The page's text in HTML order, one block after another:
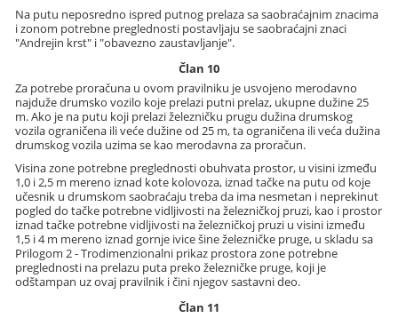
Na putu neposredno ispred putnog prelaza sa saobraćajnim znacima
i zonom potrebne preglednosti postavljaju se saobraćajni znaci
"Andrejin krst" i "obavezno zaustavljanje".
Član 10
Za potrebe proračuna u ovom pravilniku je usvojeno merodavno
najduže drumsko vozilo koje prelazi putni prelaz, ukupne dužine 25
m. Ako je na putu koji prelazi železničku prugu dužina drumskog
vozila ograničena ili veće dužine od 25 m, ta ograničena ili veća dužina
drumskog vozila uzima se kao merodavna za proračun.
Visina zone potrebne preglednosti obuhvata prostor, u visini između
1,0 i 2,5 m mereno iznad kote kolovoza, iznad tačke na putu od koje
učesnik u drumskom saobraćaju treba da ima nesmetan i neprekinut
pogled do tačke potrebne vidljivosti na železničkoj pruzi, kao i prostor
iznad tačke potrebne vidljivosti na železničkoj pruzi u visini između
1,5 i 4 m mereno iznad gornje ivice šine železničke pruge, u skladu sa
Prilogom 2 - Trodimenzionalni prikaz prostora zone potrebne
preglednosti na prelazu puta preko železničke pruge, koji je
odštampan uz ovaj pravilnik i čini njegov sastavni deo.
Član 11